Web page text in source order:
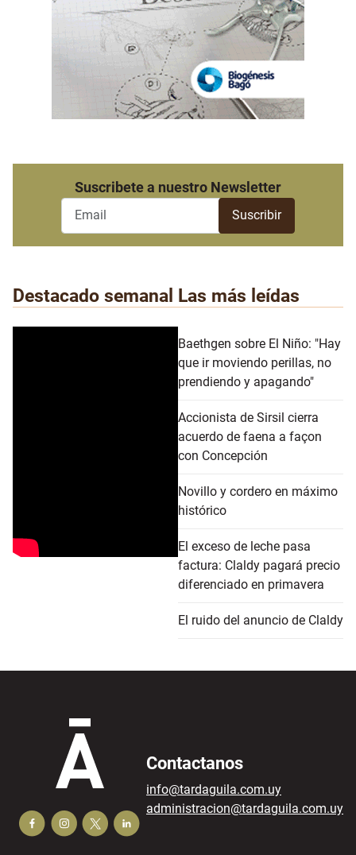
Suscribete a nuestro Newsletter
Destacado semanal Las más leídas
Baethgen sobre El Niño: "Hay
que ir moviendo perillas, no
prendiendo y apagando"
Accionista de Sirsil cierra
acuerdo de faena a façon
con Concepción
Novillo y cordero en máximo
histórico
El exceso de leche pasa
factura: Claldy pagará precio
diferenciado en primavera
El ruido del anuncio de Claldy
Contactanos
info@tardaguila.com.uy
administracion@tardaguila.com.uy